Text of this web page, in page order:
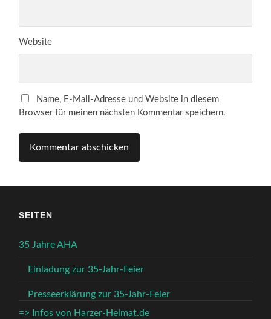
Website
Name, E-Mail-Adresse und Website in diesem
Browser für meinen nächsten Kommentar speichern.
SEITEN
35 Jahre AHA
Einladung zur 35-Jahr-Feier
Presseerklärung zur 35-Jahr-Feier
=> Infos von Harzer-Heimat.de